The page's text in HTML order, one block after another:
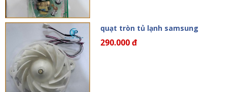
quạt tròn tủ lạnh samsung
290.000 đ